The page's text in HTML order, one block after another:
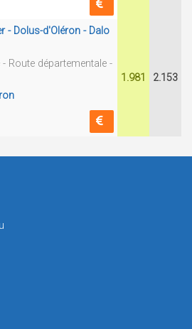
- Dolus-d'Oléron - Dalo
Route départementale -
1.981 2.153